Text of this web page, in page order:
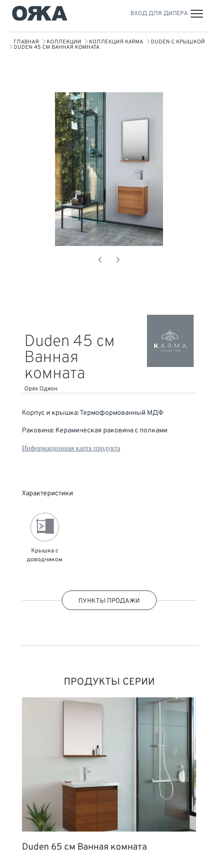
ВХОД ДЛЯ ДИЛЕРА
ГЛАВНАЯ КОЛЛЕКЦИИ КОЛЛЕКЦИЯ KARMA DUDEN С КРЫШКОЙ
DUDEN 45 СМ ВАННАЯ КОМНАТА
Duden 45 см
Ванная
комната
Орех Одеон
Корпус и крышка: Термоформованный МДФ
Раковина: Керамическая раковина с полками
Информационная карта продукта
Характеристики
Крышка с
доводчиком
ПУНКТЫ ПРОДАЖИ
ПРОДУКТЫ СЕРИИ
Duden 65 см Ванная комната